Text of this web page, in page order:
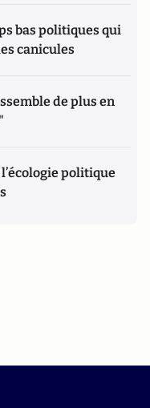
bas politiques qui
canicules
de plus en
politique